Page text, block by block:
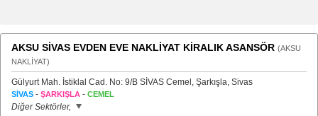
AKSU SİVAS EVDEN EVE NAKLİYAT KİRALIK ASANSÖR (AKSU
NAKLİYAT)
Gülyurt Mah. İstiklal Cad. No: 9/B SİVAS Cemel, Şarkışla, Sivas
SİVAS - ŞARKIŞLA - CEMEL
Diğer Sektörler,